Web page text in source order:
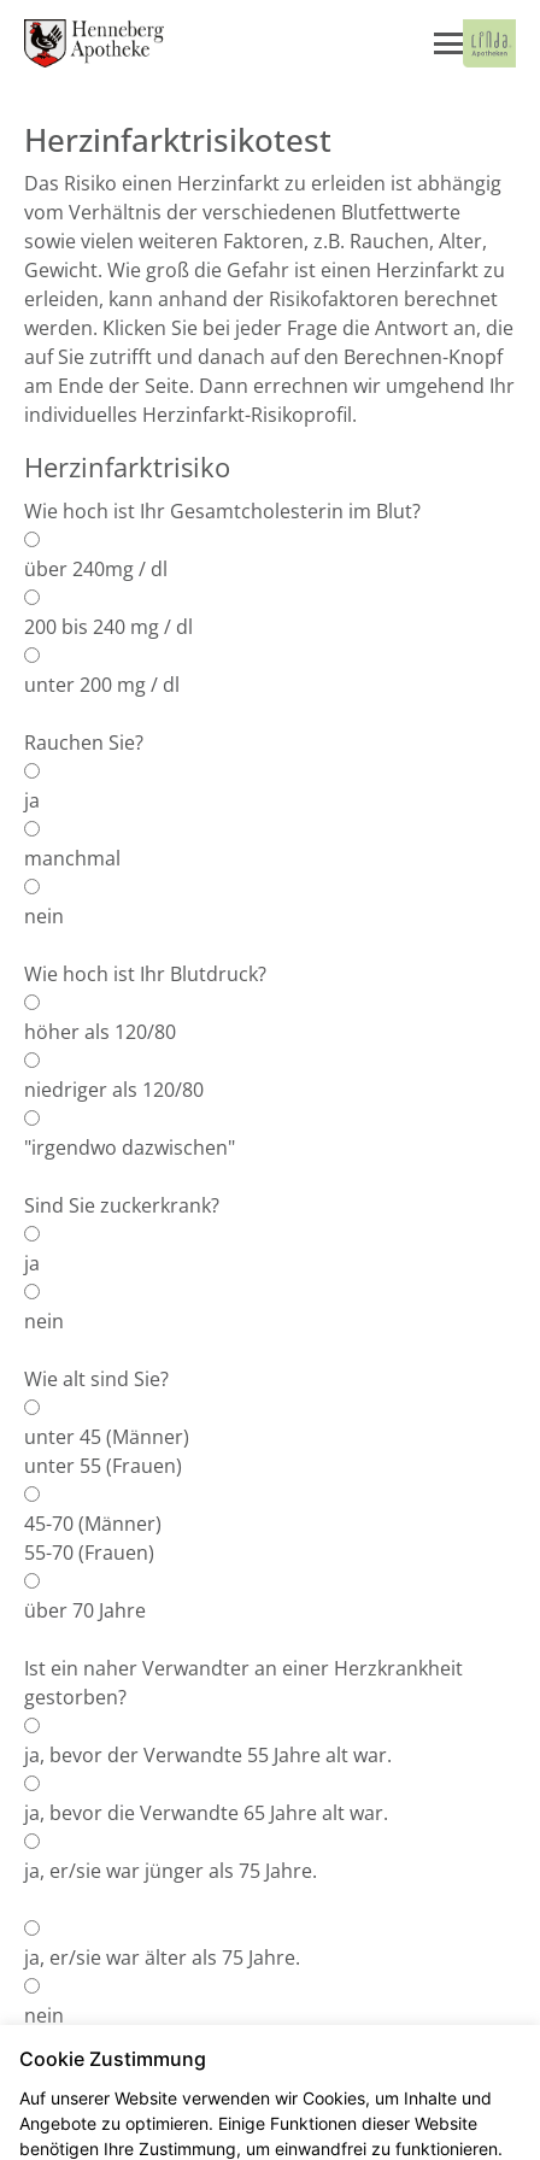
Herzinfarktrisikotest
Das Risiko einen Herzinfarkt zu erleiden ist abhängig
vom Verhältnis der verschiedenen Blutfettwerte
sowie vielen weiteren Faktoren, z.B. Rauchen, Alter,
Gewicht. Wie groß die Gefahr ist einen Herzinfarkt zu
erleiden, kann anhand der Risikofaktoren berechnet
werden. Klicken Sie bei jeder Frage die Antwort an, die
auf Sie zutrifft und danach auf den Berechnen-Knopf
am Ende der Seite. Dann errechnen wir umgehend Ihr
individuelles Herzinfarkt-Risikoprofil.
Herzinfarktrisiko
Wie hoch ist Ihr Gesamtcholesterin im Blut?
über 240mg / dl
200 bis 240 mg / dl
unter 200 mg / dl
Rauchen Sie?
ja
manchmal
nein
Wie hoch ist Ihr Blutdruck?
höher als 120/80
niedriger als 120/80
"irgendwo dazwischen"
Sind Sie zuckerkrank?
ja
nein
Wie alt sind Sie?
unter 45 (Männer)
unter 55 (Frauen)
45-70 (Männer)
55-70 (Frauen)
über 70 Jahre
Ist ein naher Verwandter an einer Herzkrankheit
gestorben?
ja, bevor der Verwandte 55 Jahre alt war.
ja, bevor die Verwandte 65 Jahre alt war.
ja, er/sie war jünger als 75 Jahre.
ja, er/sie war älter als 75 Jahre.
nein
Cookie Zustimmung
Auf unserer Website verwenden wir Cookies, um Inhalte und
Angebote zu optimieren. Einige Funktionen dieser Website
benötigen Ihre Zustimmung, um einwandfrei zu funktionieren.